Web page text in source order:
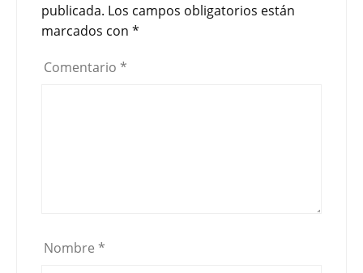
publicada. Los campos obligatorios están
marcados con *
Comentario *
Nombre *